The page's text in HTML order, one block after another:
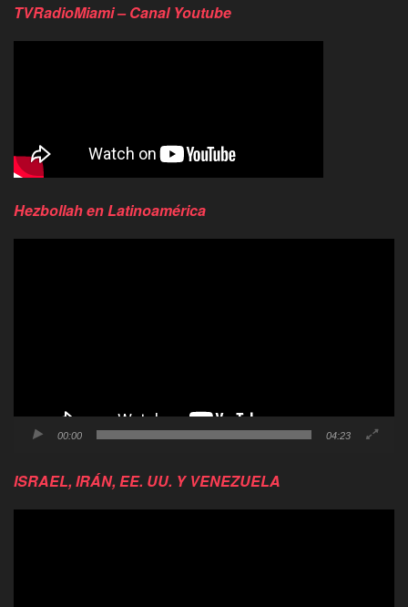
TVRadioMiami – Canal Youtube
Hezbollah en Latinoamérica
00:00 04:23
ISRAEL, IRÁN, EE. UU. Y VENEZUELA